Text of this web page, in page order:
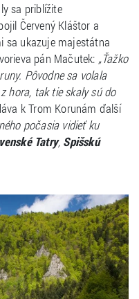
sa priblížite
Červený Kláštor a
sa ukazuje majestátna
pán Mačutek: „Ťažko
Pôvodne sa volala
hora, tak tie skaly sú do
k Trom Korunám ďalší
počasia vidieť ku
Tatry, Spišskú